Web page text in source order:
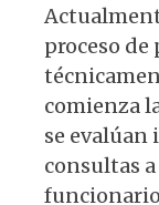
proceso
comienza
se evalúan
consultas